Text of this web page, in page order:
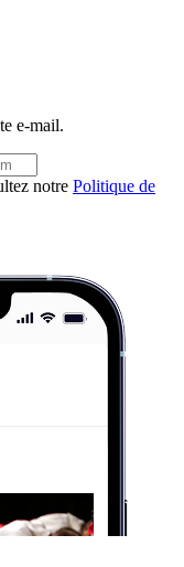
e-mail.
notre Politique de